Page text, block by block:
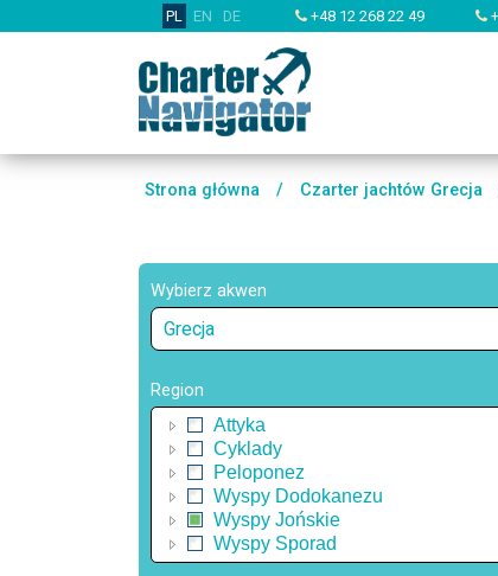
PL EN DE +48 12 268 22 49
Strona główna / Czarter jachtów Grecja
Wybierz akwen
Grecja
Region
Attyka
Cyklady
Peloponez
Wyspy Dodokanezu
Wyspy Jońskie
Wyspy Sporad